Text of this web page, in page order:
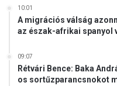
10:01
A migrációs válság
az észak-afrikai spanyol
09:07
Rétvári Bence: Baka
os sortűzparancsnokot